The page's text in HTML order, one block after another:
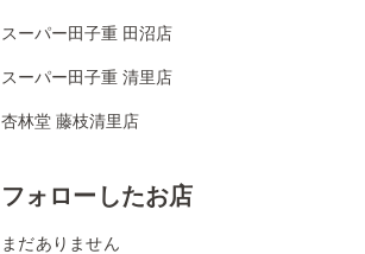
スーパー田子重 田沼店
スーパー田子重 清里店
杏林堂 藤枝清里店
フォローしたお店
まだありません